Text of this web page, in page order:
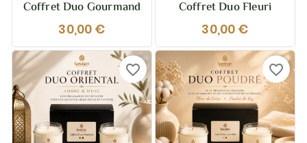
Coffret Duo Gourmand
30,00 €
Coffret Duo Fleuri
30,00 €
favorite_border favorite_border